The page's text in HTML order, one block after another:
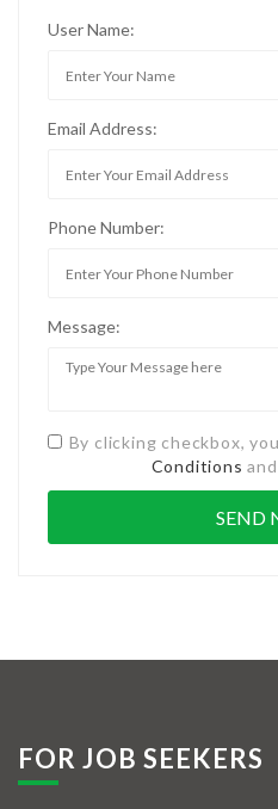
User Name:
Email Address:
Phone Number:
Message:
By clicking checkbox,
Conditions and
FOR JOB SEEKERS